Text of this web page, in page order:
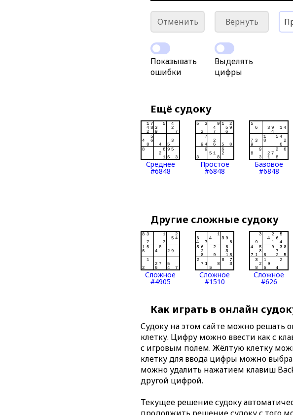
Отменить Вернуть
Показывать
ошибки
Выделять
цифры
Ещё судоку
Среднее
#6848
Простое
#6848
Базовое
#6848
Другие сложные судоку
Сложное
#4905
Сложное
#1510
Сложное
#626
Как играть в онлайн
Судоку на этом сайте можно решать
клетку. Цифру можно ввести как с
с игровым полем. Жёлтую клетку
клетку для ввода цифры можно
можно удалить нажатием клавиш
другой цифрой.
Текущее решение судоку